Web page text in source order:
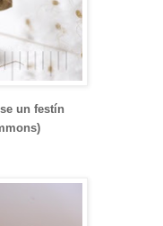
un festín